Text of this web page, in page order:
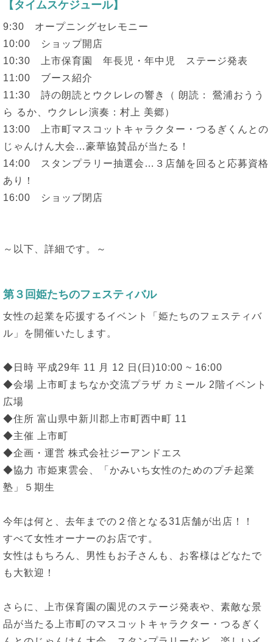
【タイムスケジュール】
9:30 オープニングセレモニー
10:00 ショップ開店
10:30 上市保育園 年長児・年中児 ステージ発表
11:00 ブース紹介
11:30 詩の朗読とウクレレの響き（ 朗読： 鶯浦おうう
ら るか、ウクレレ演奏：村上 美郷）
13:00 上市町マスコットキャラクター・つるぎくんとの
じゃんけん大会…豪華協賛品が当たる！
14:00 スタンプラリー抽選会…３店舗を回ると応募資格
あり！
16:00 ショップ閉店
～以下、詳細です。～
第３回姫たちのフェスティバル
女性の起業を応援するイベント「姫たちのフェスティバ
ル」を開催いたします。
◆日時 平成29年 11 月 12 日(日)10:00 ~ 16:00
◆会場 上市町まちなか交流プラザ カミール 2階イベント
広場
◆住所 富山県中新川郡上市町西中町 11
◆主催 上市町
◆企画・運営 株式会社ジーアンドエス
◆協力 市姫東雲会、「かみいち女性のためのプチ起業
塾」５期生
今年は何と、去年までの２倍となる31店舗が出店！！
すべて女性オーナーのお店です。
女性はもちろん、男性もお子さんも、お客様はどなたで
も大歓迎！
さらに、上市保育園の園児のステージ発表や、素敵な景
品が当たる上市町のマスコットキャラクター・つるぎく